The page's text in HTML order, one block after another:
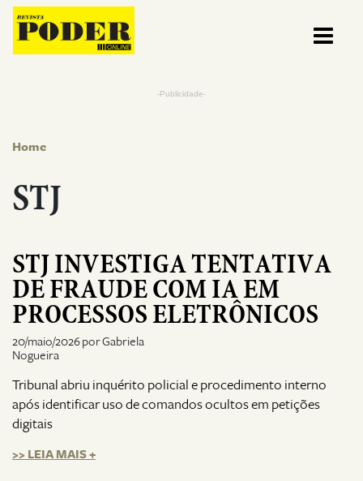
Pular para o conteúdo
-Publicidade-
Home
STJ
STJ INVESTIGA TENTATIVA
DE FRAUDE COM IA EM
PROCESSOS ELETRÔNICOS
20/maio/2026 por Gabriela
Nogueira
Tribunal abriu inquérito policial e procedimento interno
após identificar uso de comandos ocultos em petições
digitais
>> LEIA MAIS +